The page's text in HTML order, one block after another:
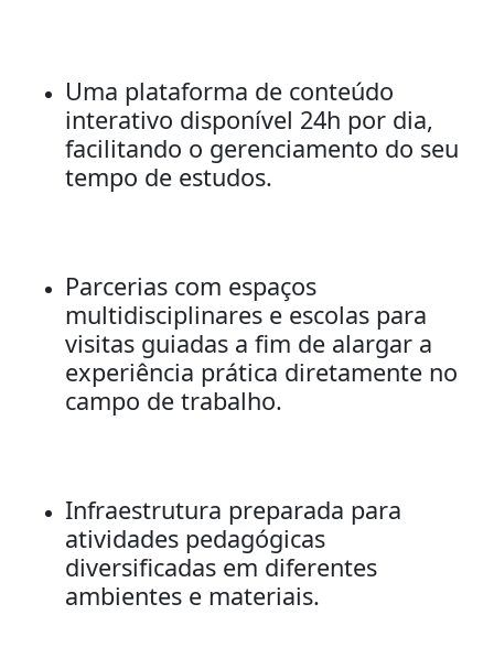
Uma plataforma de conteúdo
interativo disponível 24h por dia,
facilitando o gerenciamento do seu
tempo de estudos.
Parcerias com espaços
multidisciplinares e escolas para
visitas guiadas a fim de alargar a
experiência prática diretamente no
campo de trabalho.
Infraestrutura preparada para
atividades pedagógicas
diversificadas em diferentes
ambientes e materiais.